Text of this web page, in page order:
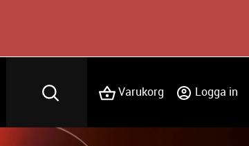
Varukorg Logga in